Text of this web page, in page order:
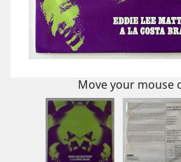
Move your mouse